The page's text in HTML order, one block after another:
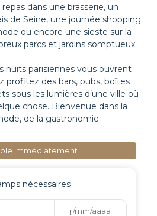
dans une brasserie, un
de Seine, une journée shopping
ou encore une sieste sur la
parcs et jardins somptueux
nuits parisiennes vous ouvrent
profitez des bars, pubs, boîtes
sous les lumières d’une ville où
chose. Bienvenue dans la
de la gastronomie.
immédiatement
nécessaires